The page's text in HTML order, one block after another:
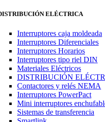
ELÉCTRICA
Interruptores caja moldeada
Interruptores Diferenciales
Interruptores Horarios
Interruptores tipo riel DIN
Materiales Eléctricos
DISTRIBUCIÓN
Contactores y relés NEMA
Interruptores PowerPact
Mini interruptores
Sistemas de transferencia